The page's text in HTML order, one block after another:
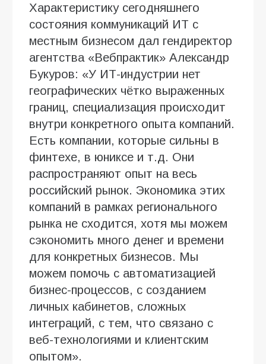
Характеристику сегодняшнего
состояния коммуникаций ИТ с
местным бизнесом дал гендиректор
агентства «Вебпрактик» Александр
Букуров: «У ИТ-индустрии нет
географических чётко выраженных
границ, специализация происходит
внутри конкретного опыта компаний.
Есть компании, которые сильны в
финтехе, в юниксе и т.д. Они
распространяют опыт на весь
российский рынок. Экономика этих
компаний в рамках регионального
рынка не сходится, хотя мы можем
сэкономить много денег и времени
для конкретных бизнесов. Мы
можем помочь с автоматизацией
бизнес-процессов, с созданием
личных кабинетов, сложных
интеграций, с тем, что связано с
веб-технологиями и клиентским
опытом».